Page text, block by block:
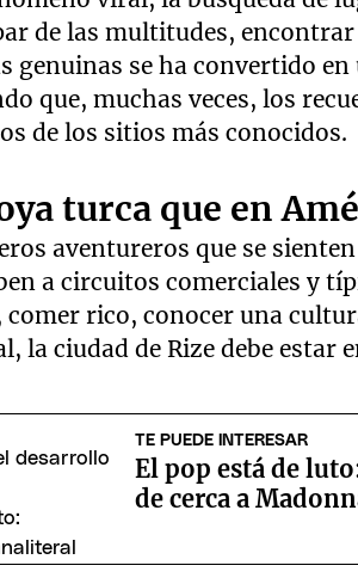
de las multitudes,
genuinas se ha convertido
que, muchas veces, los
de los sitios más conocidos.
turca que en
aventureros que se
a circuitos comerciales y
comer rico, conocer una
la ciudad de Rize debe estar
TE PUEDE INTERESAR
El pop está de
de cerca a